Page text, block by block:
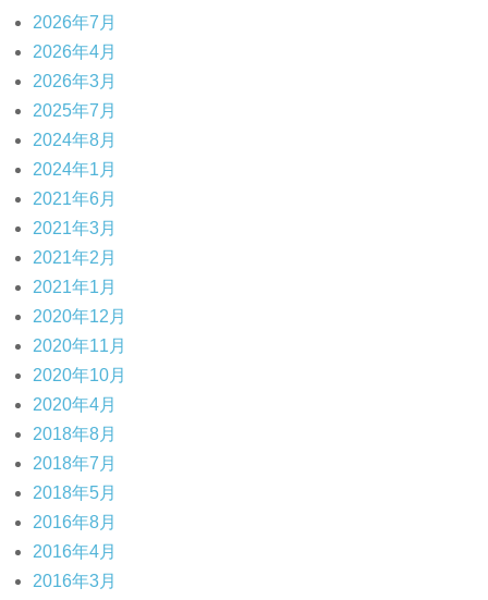
2026年7月
2026年4月
2026年3月
2025年7月
2024年8月
2024年1月
2021年6月
2021年3月
2021年2月
2021年1月
2020年12月
2020年11月
2020年10月
2020年4月
2018年8月
2018年7月
2018年5月
2016年8月
2016年4月
2016年3月